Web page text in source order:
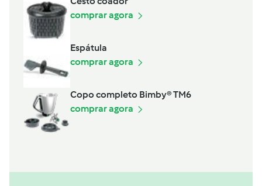
comprar agora
Espátula
comprar agora
Copo completo Bimby® TM6
comprar agora